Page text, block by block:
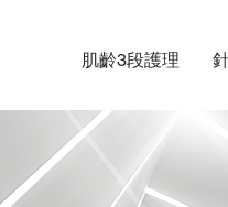
肌齡3段護理